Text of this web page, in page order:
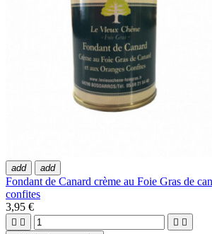
add add
Fondant de Canard crème au Foie Gras de
confites
3,95 €
   